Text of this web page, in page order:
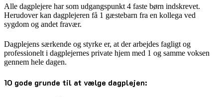
Alle dagplejere har som udgangspunkt 4 faste børn indskrevet.
Herudover kan dagplejeren få 1 gæstebarn fra en kollega ved
sygdom og andet fravær.
Dagplejens særkende og styrke er, at der arbejdes fagligt og
professionelt i dagplejernes private hjem med 1 og samme voksen
gennem hele dagen.
10 gode grunde til at vælge dagplejen: